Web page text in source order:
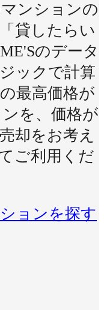
ンションの
貸したらい
のデータ
ックで計算
最高価格が
を、価格が
却をお考え
ご利用くだ
ョンを探す